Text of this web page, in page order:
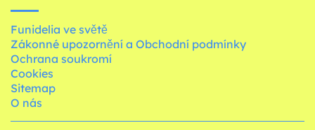
Funidelia ve světě
Zákonné upozornění a Obchodní podmínky
Ochrana soukromí
Cookies
Sitemap
O nás